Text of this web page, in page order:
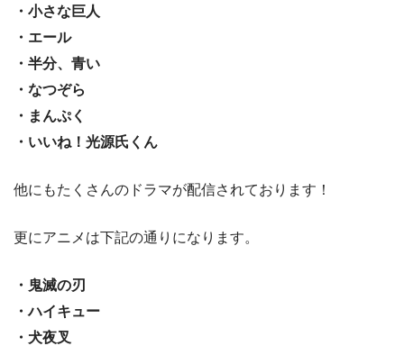
・小さな巨人
・エール
・半分、青い
・なつぞら
・まんぷく
・いいね！光源氏くん
他にもたくさんのドラマが配信されております！
更にアニメは下記の通りになります。
・鬼滅の刃
・ハイキュー
・犬夜叉